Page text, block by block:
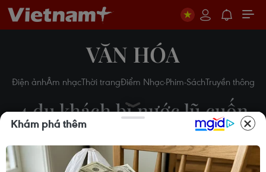
VĂN HÓA
Điện ảnhÂm nhạcThời trangĐiểm Nhạc-Phim-SáchTruyền thông
4 du khách bị nước lũ cuốn
trôi ở Lâm Đồng đều là
người cao tuổi
Khám phá thêm